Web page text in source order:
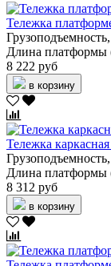
Тележка
Длина
8 222 руб
в корзину
Тележка
Длина
8 312 руб
в корзину